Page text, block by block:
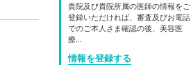
貴院及び貴院所属の医師の情報をご
登録いただければ、審査及びお電話
でのご本人さま確認の後、美容医
療…
情報を登録する